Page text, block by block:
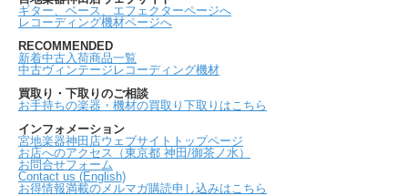
ギター、ベース、エフェクターページへ
レコーディング機材ページへ
RECOMMENDED
新着中古入荷商品一覧
中古ヴィンテージレコーディング機材
買取り・下取りのご相談
お手持ちの楽器・機材の買取り下取りはこちら
インフォメーション
宮地楽器神田店ウェブサイトトップページ
お店へのアクセス（東京都 神田/御茶ノ水）
お問合せフォーム
Contact us (English)
お得情報満載のメルマガ購読申し込みはこちら